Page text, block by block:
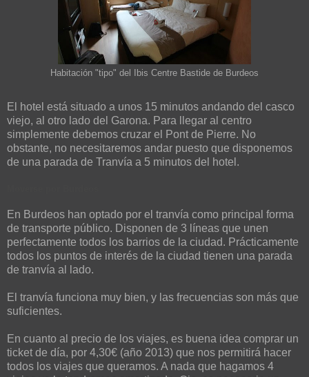
Habitación "tipo" del Ibis Centre Bastide de Burdeos
El hotel está situado a unos 15 minutos andando del casco
viejo, al otro lado del Garona. Para llegar al centro
simplemente debemos cruzar el Pont de Pierre. No
obstante, no necesitaremos andar puesto que disponemos
de una parada de Tranvía a 5 minutos del hotel.
En Burdeos han optado por el tranvía como principal forma
de transporte público. Disponen de 3 líneas que unen
perfectamente todos los barrios de la ciudad. Prácticamente
todos los puntos de interés de la ciudad tienen una parada
de tranvía al lado.
El tranvía funciona muy bien, y las frecuencias son más que
suficientes.
En cuanto al precio de los viajes, es buena idea comprar un
ticket de día, por 4,30€ (año 2013) que nos permitirá hacer
todos los viajes que queramos. A nada que hagamos 4